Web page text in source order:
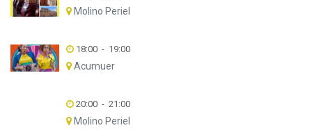
Molino Periel
18:00 - 19:00
Acumuer
20:00 - 21:00
Molino Periel